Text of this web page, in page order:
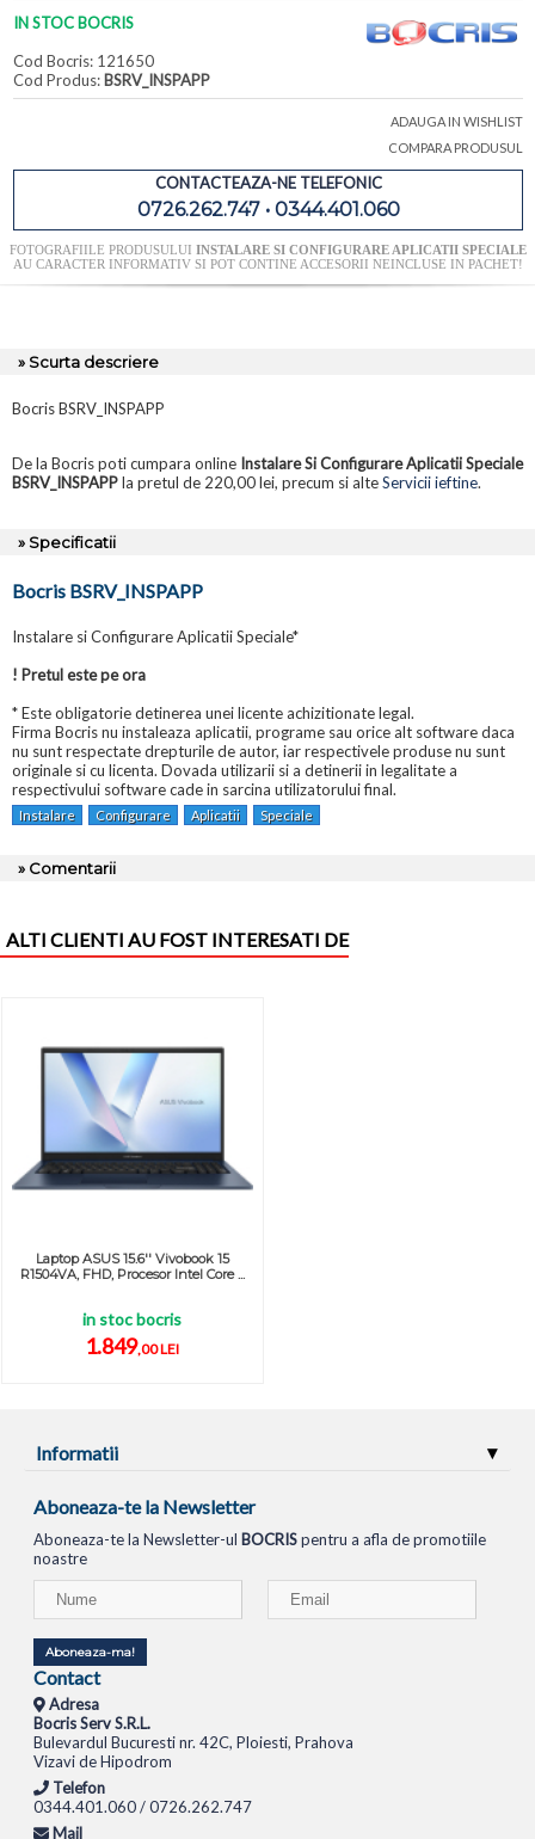
IN STOC BOCRIS
Cod Bocris: 121650
Cod Produs: BSRV_INSPAPP
ADAUGA IN WISHLIST
COMPARA PRODUSUL
CONTACTEAZA-NE TELEFONIC
0726.262.747 • 0344.401.060
FOTOGRAFIILE PRODUSULUI INSTALARE SI CONFIGURARE APLICATII SPECIALE
AU CARACTER INFORMATIV SI POT CONTINE ACCESORII NEINCLUSE IN PACHET!
» Scurta descriere
Bocris BSRV_INSPAPP
De la Bocris poti cumpara online Instalare Si Configurare Aplicatii Speciale
BSRV_INSPAPPla pretul de 220,00 lei, precum si alteServicii ieftine.
» Specificatii
Bocris BSRV_INSPAPP
Instalare si Configurare Aplicatii Speciale*
! Pretul este pe ora
* Este obligatorie detinerea unei licente achizitionate legal.
Firma Bocris nu instaleaza aplicatii, programe sau orice alt software daca
nu sunt respectate drepturile de autor, iar respectivele produse nu sunt
originale si cu licenta. Dovada utilizarii si a detinerii in legalitate a
respectivului software cade in sarcina utilizatorului final.
Instalare Configurare Aplicatii Speciale
» Comentarii
ALTI CLIENTI AU FOST INTERESATI DE
Laptop ASUS 15.6'' Vivobook 15
R1504VA, FHD, Procesor Intel Core ...
in stoc bocris
1.849,00 LEI
Informatii
Aboneaza-te la Newsletter
Aboneaza-te la Newsletter-ul BOCRISpentru a afla de promotiile
noastre
Aboneaza-ma!
Contact
Adresa
Bocris Serv S.R.L.
Bulevardul Bucuresti nr. 42C, Ploiesti, Prahova
Vizavi de Hipodrom
Telefon
0344.401.060 / 0726.262.747
Mail